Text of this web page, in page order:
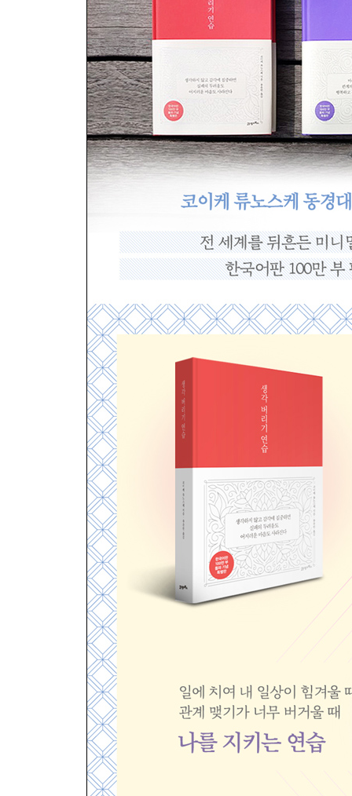
이메일 작성의 기술
들여다보고 되돌아보기
계획대로 되는 기쁨
5장 먹기
살 빼야 한다는 생각이 부르는 허기
자신이 만족하는 적정량을 안다는 것
음미하는 식사법
정중하게 요리할 것
내 것을 지키려다 정작 잃는 것
왜 더 가질수록 마음은 어두워질까?
대범하게 버리는 훈련
현명하게 소비하기
버려진 시간에 관하여
7장 접촉하기
지긋이 느껴보기
싫은 느낌을 만났을 때
쉴 때는 부드러운 자극을
8장 기르기
고민 상담의 기술
내 주장 속에 숨은 독
누군가를 걱정한다는 것
애도는 담담하게
친구를 보면 그 사람을 아는 이유
아이에게 튼튼한 지지대가 되어주려면
다툼 없이 연인을 설득하는 법
항복하는 사람이 열쇠를 쥔다
편안하게 잠들기
3부 과학자와 함께 풀어보는 뇌와 마음의 관계
―뇌과학자 이케가야 유지와의 대화
뇌의 기본을 이루는 고통
인간은 타인의 고통을 그대로 느낄 수 있다
믿는 마음이 만들어내는 신비로운 진통 작용